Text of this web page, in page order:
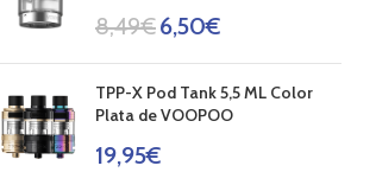
8,49€6,50€
TPP-X Pod Tank 5,5 ML Color
Plata de VOOPOO
19,95€